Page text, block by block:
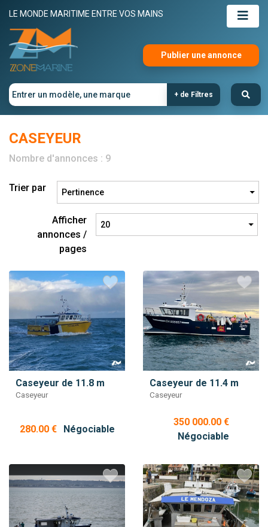
LE MONDE MARITIME ENTRE VOS MAINS
Publier une annonce
+ de Filtres
CASEYEUR
Nombre d'annonces : 9
Trier par
Afficher
annonces /
pages
Caseyeur de 11.8 m
Caseyeur
280.00 € Négociable
Caseyeur de 11.4 m
Caseyeur
350 000.00 €
Négociable